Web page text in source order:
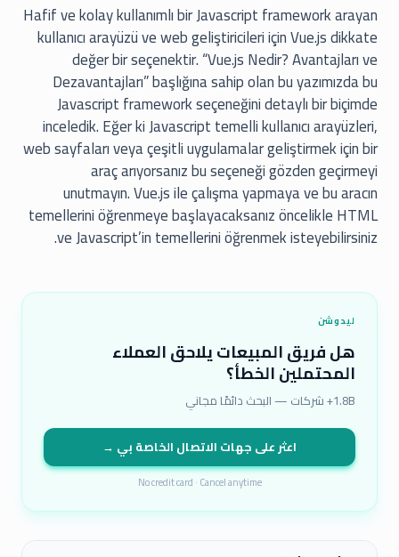
Hafif ve kolay kullanımlı bir Javascript framework arayan
kullanıcı arayüzü ve web geliştiricileri için Vue.js dikkate
değer bir seçenektir. “Vue.js Nedir? Avantajları ve
Dezavantajları” başlığına sahip olan bu yazımızda bu
Javascript framework seçeneğini detaylı bir biçimde
inceledik. Eğer ki Javascript temelli kullanıcı arayüzleri,
web sayfaları veya çeşitli uygulamalar geliştirmek için bir
araç arıyorsanız bu seçeneği gözden geçirmeyi
unutmayın. Vue.js ile çalışma yapmaya ve bu aracın
temellerini öğrenmeye başlayacaksanız öncelikle HTML
ve Javascript’in temellerini öğrenmek isteyebilirsiniz.
ليدوشن
هل فريق المبيعات يلاحق العملاء
المحتملين الخطأ؟
1.8B+ شركات — البحث دائمًا مجاني
اعثر على جهات الاتصال الخاصة بي →
No credit card · Cancel anytime